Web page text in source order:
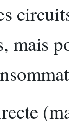
mais